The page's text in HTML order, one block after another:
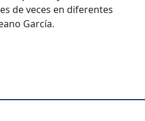
de veces en difer­entes
Gar­cía.